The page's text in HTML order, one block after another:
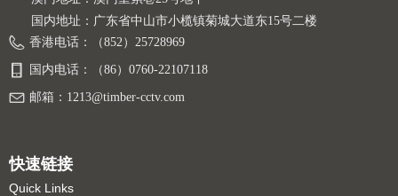
国内地址：广东省中山市小榄镇菊城大道东15号二楼
香港电话：
（852）25728969
国内电话： （86）0760-22107118
邮箱： 1213@timber-cctv.com
快速链接
Quick Links